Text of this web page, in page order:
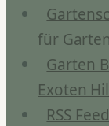
für
Garten
Exoten
RSS Feed